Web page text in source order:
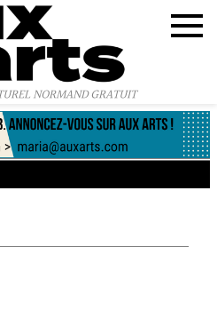
NORMAND GRATUIT